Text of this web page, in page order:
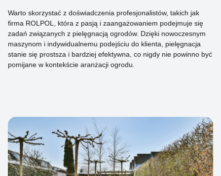
Warto skorzystać z doświadczenia profesjonalistów, takich jak
firma ROLPOL, która z pasją i zaangażowaniem podejmuje się
zadań związanych z pielęgnacją ogrodów. Dzięki nowoczesnym
maszynom i indywidualnemu podejściu do klienta, pielęgnacja
stanie się prostsza i bardziej efektywna, co nigdy nie powinno być
pomijane w kontekście aranżacji ogrodu.